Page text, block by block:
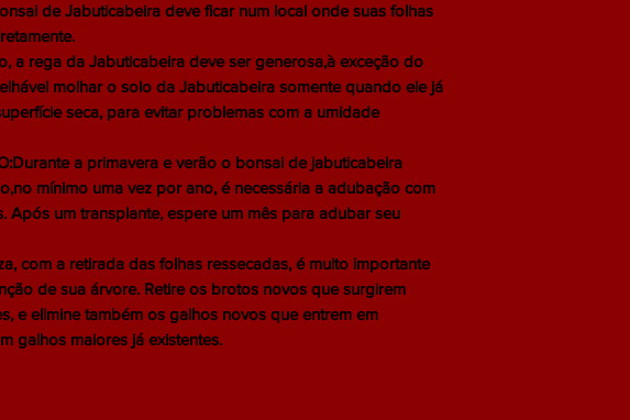
de Jabuticabeira deve ficar num local onde suas folhas
a rega da Jabuticabeira deve ser generosa,à exceção do
molhar o solo da Jabuticabeira somente quando ele já
seca, para evitar problemas com a umidade
a primavera e verão o bonsai de jabuticabeira
mínimo uma vez por ano, é necessária a adubação com
Após um transplante, espere um mês para adubar seu
com a retirada das folhas ressecadas, é muito importante
de sua árvore. Retire os brotos novos que surgirem
e elimine também os galhos novos que entrem em
galhos maiores já existentes.